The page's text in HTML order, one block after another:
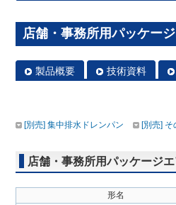
店舗・事務所用パッケー
製品概要 技術資料
[別売] 集中排水ドレンパン [別売] そ
店舗・事務所用パッケージ
形名